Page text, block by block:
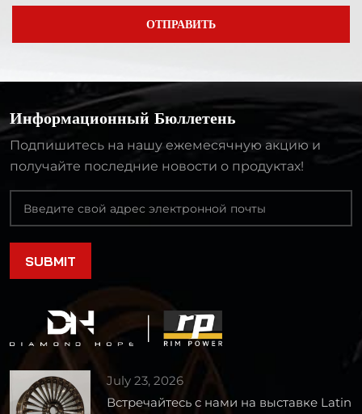
ОТПРАВИТЬ
Информационный Бюллетень
Подпишитесь на нашу ежемесячную акцию и
получайте последние новости о продуктах!
July 23, 2026
Встречайтесь с нами на выставке Latin